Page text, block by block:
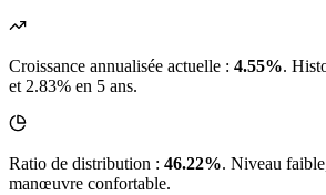
Croissance annualisée actuelle : 4.55%.
et 2.83% en 5 ans.
Ratio de distribution : 46.22%. Niveau
manœuvre confortable.